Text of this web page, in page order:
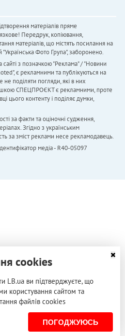
матеріалів пряме
Передрук, копіювання,
матеріалів, що містять посилання на
"Українська Фото Група", заборонено.
сайті з позначкою "Реклама" / "Новини
є рекламними та публікуються на
поділяти погляди, які в них
СПЕЦПРОЄКТ є рекламними, проте
цього контенту і поділяє думки,
за факти та оціночні судження,
Згідно з українським
за зміст реклами несе рекламодавець.
медіа - R40-05097
cookies
LB.ua ви підтверджуєте, що
користування сайтом та
файлів cookies
ПОГОДЖУЮСЬ